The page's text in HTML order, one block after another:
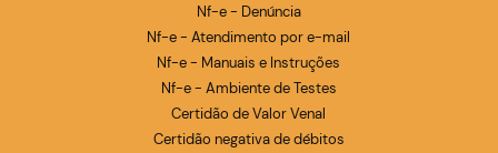
Nf-e - Denúncia
Nf-e - Atendimento por e-mail
Nf-e - Manuais e Instruções
Nf-e - Ambiente de Testes
Certidão de Valor Venal
Certidão negativa de débitos